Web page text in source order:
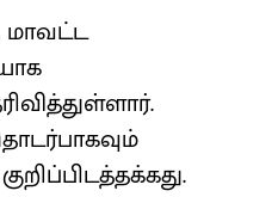
மாவட்ட